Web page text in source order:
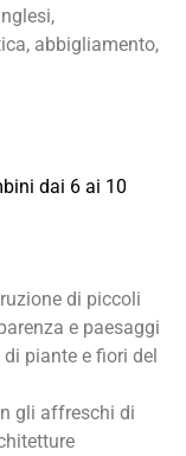
abbigliamento,
dai 6 ai 10
di piccoli
e paesaggi
piante e fiori del
gli affreschi di